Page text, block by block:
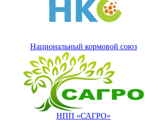
Национальный кормовой союз
НПП «САГРО»